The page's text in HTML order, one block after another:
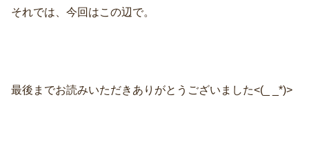
それでは、今回はこの辺で。
最後までお読みいただきありがとうございました<(_ _*)>